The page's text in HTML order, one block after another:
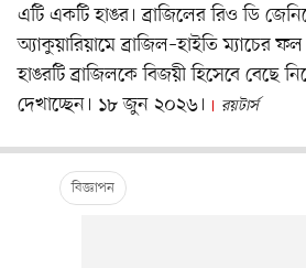
এটি একটি হাঙর। ব্রাজিলের রিও ডি
অ্যাকুয়ারিয়ামে ব্রাজিল–হাইতি ম্যাচের
হাঙরটি ব্রাজিলকে বিজয়ী হিসেবে বেছে
দেখাচ্ছেন। ১৮ জুন ২০২৬।
রয়টার্স